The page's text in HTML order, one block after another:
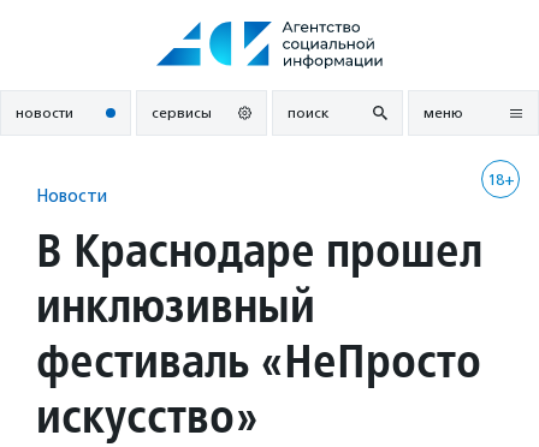
новости сервисы поиск меню
18+
Новости
В Краснодаре прошел
инклюзивный
фестиваль «НеПросто
искусство»